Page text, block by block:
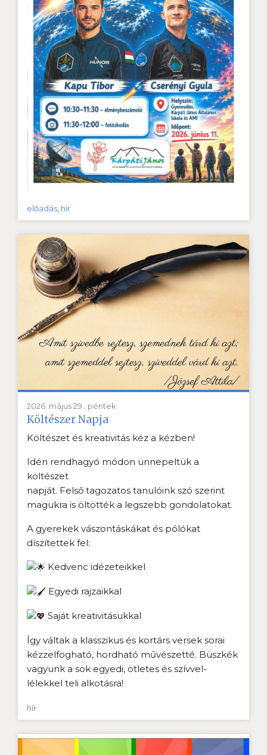
előadás hír
2026. május 29., péntek
Költészer Napja
Költészet és kreativitás kéz a kézben!
Idén rendhagyó módon ünnepeltük a
költészet
napját. Felső tagozatos tanulóink szó szerint
magukra is öltötték a legszebb gondolatokat.
A gyerekek vászontáskákat és pólókat
díszítettek fel:
Kedvenc idézeteikkel
Egyedi rajzaikkal
Saját kreativitásukkal
Így váltak a klasszikus és kortárs versek sorai
kézzelfogható, hordható művészetté. Büszkék
vagyunk a sok egyedi, ötletes és szívvel-
lélekkel teli alkotásra!
hír